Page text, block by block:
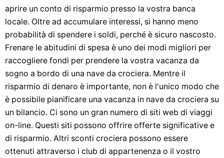
aprire un conto di risparmio presso la vostra banca
locale. Oltre ad accumulare interessi, si hanno meno
probabilità di spendere i soldi, perché è sicuro nascosto.
Frenare le abitudini di spesa è uno dei modi migliori per
raccogliere fondi per prendere la vostra vacanza da
sogno a bordo di una nave da crociera. Mentre il
risparmio di denaro è importante, non è l'unico modo che
è possibile pianificare una vacanza in nave da crociera su
un bilancio. Ci sono un gran numero di siti web di viaggi
on-line. Questi siti possono offrire offerte significative e
di risparmio. Altri sconti crociera possono essere
ottenuti attraverso i club di appartenenza o il vostro